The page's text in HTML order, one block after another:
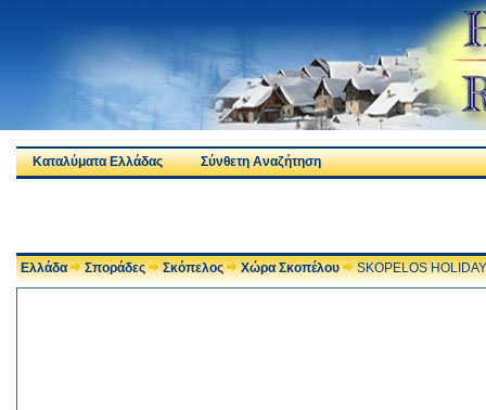
Καταλύματα Ελλάδας Σύνθετη Αναζήτηση
Ελλάδα Σποράδες Σκόπελος Χώρα Σκοπέλου SKOPELOS